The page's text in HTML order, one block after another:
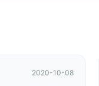
2020-10-08